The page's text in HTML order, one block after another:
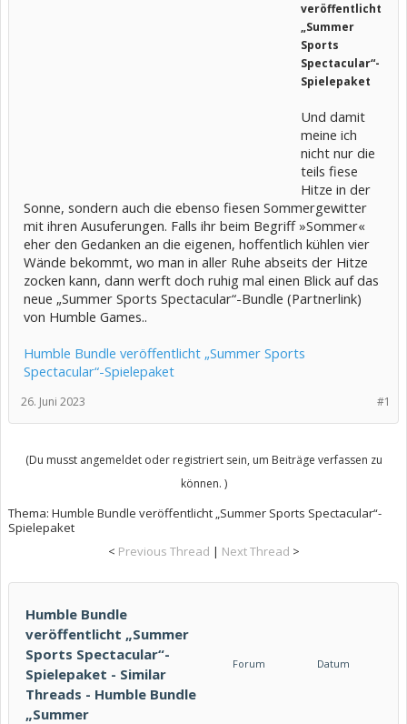
veröffentlicht
„Summer
Sports
Spectacular“-
Spielepaket
Und damit
meine ich
nicht nur die
teils fiese
Hitze in der
Sonne, sondern auch die ebenso fiesen Sommergewitter
mit ihren Ausuferungen. Falls ihr beim Begriff »Sommer«
eher den Gedanken an die eigenen, hoffentlich kühlen vier
Wände bekommt, wo man in aller Ruhe abseits der Hitze
zocken kann, dann werft doch ruhig mal einen Blick auf das
neue „Summer Sports Spectacular“-Bundle (Partnerlink)
von Humble Games..
Humble Bundle veröffentlicht „Summer Sports
Spectacular“-Spielepaket
#1
26. Juni 2023
(Du musst angemeldet oder registriert sein, um Beiträge verfassen zu
können. )
Thema: Humble Bundle veröffentlicht „Summer Sports Spectacular“-
Spielepaket
< Previous Thread | Next Thread >
Humble Bundle
veröffentlicht „Summer
Sports Spectacular“-
Spielepaket - Similar
Threads - Humble Bundle
„Summer
Forum Datum